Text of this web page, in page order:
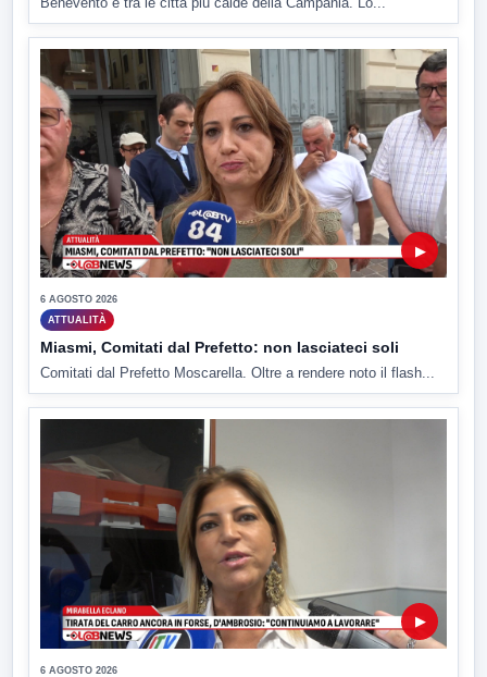
▶
6 AGOSTO 2026
ATTUALITÀ
Miasmi, Comitati dal Prefetto: non lasciateci soli
Comitati dal Prefetto Moscarella. Oltre a rendere noto il flash...
▶
6 AGOSTO 2026